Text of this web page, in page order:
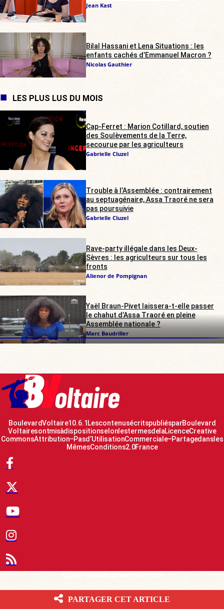
Jean Kast
Bilal Hassani et Lena Situations : les
enfants cachés d’Emmanuel Macron ?
Nicolas Gauthier
LES PLUS LUS DU MOIS
Cap-Ferret : Marion Cotillard, soutien
des Soulèvements de la Terre,
secourue par les agriculteurs
Gabrielle Cluzel
Trouble à l’Assemblée : contrairement
au septuagénaire, Assa Traoré ne sera
pas poursuivie
Gabrielle Cluzel
Rave-party illégale dans les Deux-
Sèvres : les agriculteurs sur tous les
fronts
Alienor de Pompignan
Yaël Braun-Pivet laissera-t-elle passer
le chahut d’Assa Traoré en pleine
Assemblée nationale ?
Marc Baudriller
Boulevard Voltaire 10.6.1 Les contenus écrits publiés par Boulevard
Voltaire sont mis à disposition selon les termes de la Licence Creative
Commons Attribution – Pas d’Utilisation Commerciale – Partage dans les
Mêmes Conditions 2.0 France
Le Fil d’actualité BV
PARTAGER CET ARTICLE